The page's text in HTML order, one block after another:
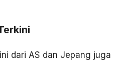
dari AS dan Jepang juga